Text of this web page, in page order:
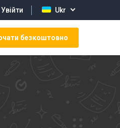
Увійти Ukr
безкоштовно